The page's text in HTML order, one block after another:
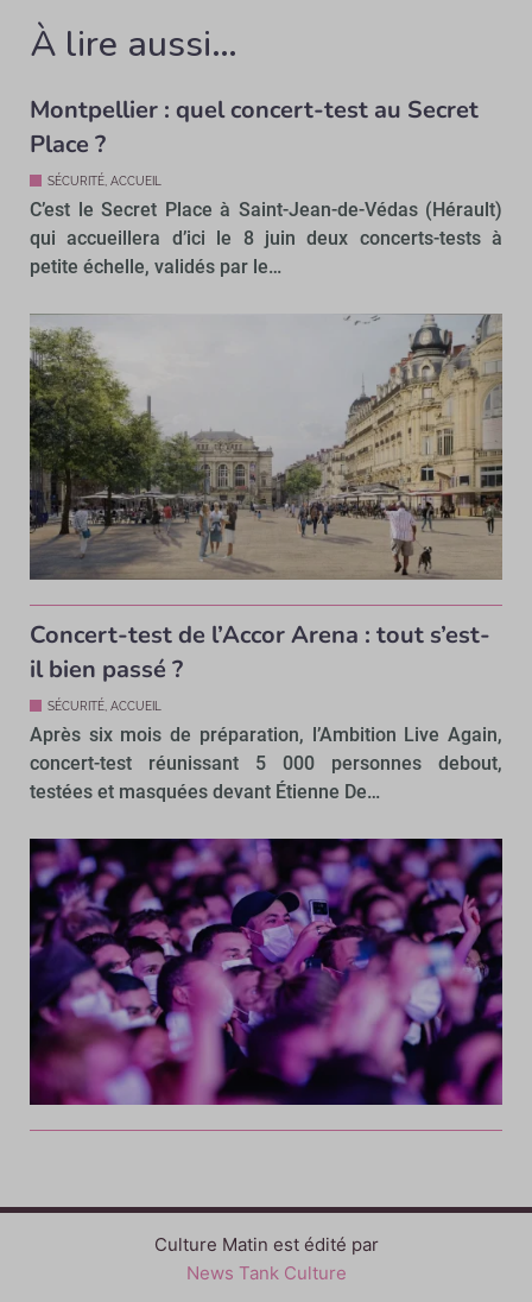
À lire aussi…
Montpellier : quel concert-test au Secret
Place ?
SÉCURITÉ, ACCUEIL
C’est le Secret Place à Saint-Jean-de-Védas (Hérault)
qui accueillera d’ici le 8 juin deux concerts-tests à
petite échelle, validés par le…
Concert-test de l’Accor Arena : tout s’est-
il bien passé ?
SÉCURITÉ, ACCUEIL
Après six mois de préparation, l’Ambition Live Again,
concert-test réunissant 5 000 personnes debout,
testées et masquées devant Étienne De…
Culture Matin est édité par
News Tank Culture